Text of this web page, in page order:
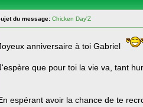
du message: Chicken Day'Z
anniversaire à toi Gabriel
que pour toi la vie va, tant
espérant avoir la chance de te